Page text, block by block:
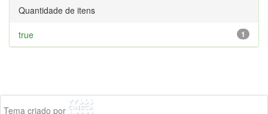
Quantidade de itens
1
true
Tema criado por